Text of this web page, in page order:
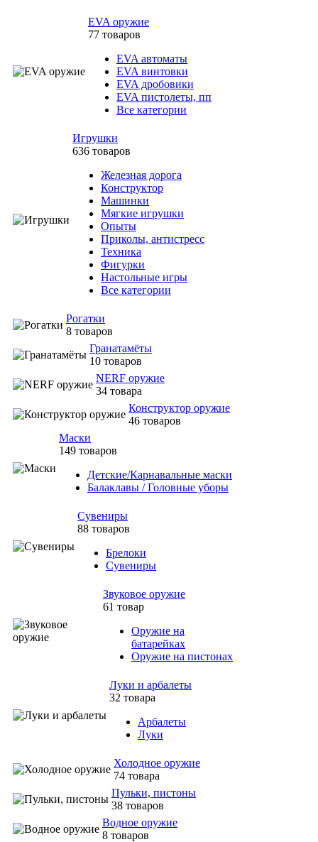
EVA оружие
77 товаров
EVA автоматы
EVA винтовки
EVA дробовики
EVA пистолеты, пп
Все категории
Игрушки
636 товаров
Железная дорога
Конструктор
Машинки
Мягкие игрушки
Опыты
Приколы, антистресс
Техника
Фигурки
Настольные игры
Все категории
Рогатки
8 товаров
Гранатамёты
10 товаров
NERF оружие
34 товара
Конструктор оружие
46 товаров
Маски
149 товаров
Детские/Карнавальные маски
Балаклавы / Головные уборы
Сувениры
88 товаров
Брелоки
Сувениры
Звуковое оружие
61 товар
Оружие на
батарейках
Оружие на пистонах
Луки и арбалеты
32 товара
Арбалеты
Луки
Холодное оружие
74 товара
Пульки, пистоны
38 товаров
Водное оружие
8 товаров